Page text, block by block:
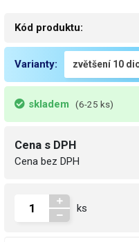
Kód produktu:
Varianty:
skladem (6-25 ks)
Cena s DPH
Cena bez DPH
ks